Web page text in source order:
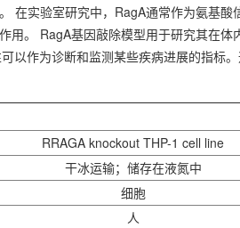
实验室研究中，RagA通常作为氨基
。 RagA基因敲除模型用于研究其在
作为诊断和监测某些疾病进展的指标
RRAGA knockout THP-1 cell line
干冰运输；储存在液氮中
细胞
人